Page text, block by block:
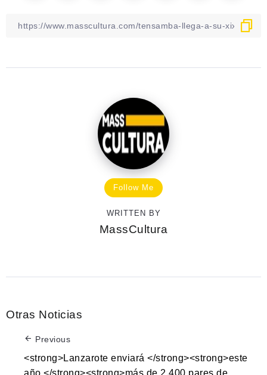
Follow Me
WRITTEN BY
MassCultura
Otras Noticias
Previous
<strong>Lanzarote enviará </strong><strong>este
año </strong><strong>más de 2.400 pares de